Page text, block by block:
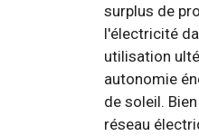
surplus de
l'électricité
utilisation
autonomie
de soleil.
réseau